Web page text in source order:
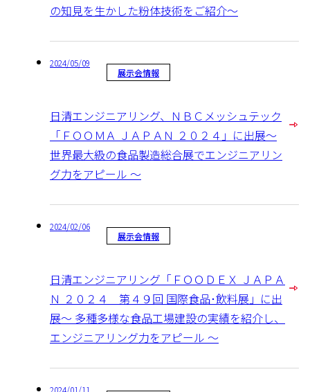
の知見を生かした粉体技術をご紹介～
2024/05/09
展示会情報
日清エンジニアリング、ＮＢＣメッシュテック
「ＦＯＯＭＡ ＪＡＰＡＮ ２０２４」に出展～
世界最大級の食品製造総合展でエンジニアリン
グ力をアピール ～
2024/02/06
展示会情報
日清エンジニアリング「ＦＯＯＤＥＸ ＪＡＰＡ
Ｎ ２０２４ 第４９回 国際食品･飲料展」に出
展～ 多種多様な食品工場建設の実績を紹介し、
エンジニアリング力をアピール ～
2024/01/11